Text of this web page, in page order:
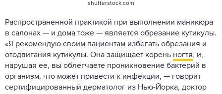
shutterstock.com
Распространенной практикой при выполнении маникюра
в салонах — и дома тоже — является обрезание кутикулы.
«Я рекомендую своим пациентам избегать обрезания и
отодвигания кутикулы. Она защищает корень ногтя, и,
нарушая ее, вы облегчаете проникновение бактерий в
организм, что может привести к инфекции, — говорит
сертифицированный дерматолог из Нью-Йорка, доктор